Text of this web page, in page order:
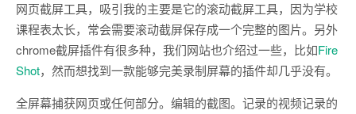
网页截屏工具，吸引我的主要是它的滚动截屏工具，因为学校
课程表太长，常会需要滚动截屏保存成一个完整的图片。另外
chrome截屏插件有很多种，我们网站也介绍过一些，比如Fire
Shot，然而想找到一款能够完美录制屏幕的插件却几乎没有。
全屏幕捕获网页或任何部分。编辑的截图。记录的视频记录的